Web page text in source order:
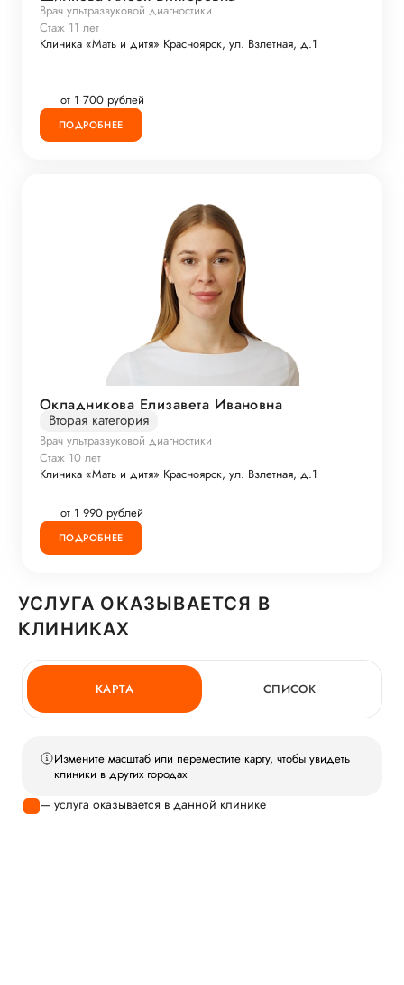
Врач ультразвуковой диагностики
Стаж 11 лет
Клиника «Мать и дитя» Красноярск, ул. Взлетная, д.1
от 1 700 рублей
ПОДРОБНЕЕ
Окладникова Елизавета Ивановна
Вторая категория
Врач ультразвуковой диагностики
Стаж 10 лет
Клиника «Мать и дитя» Красноярск, ул. Взлетная, д.1
от 1 990 рублей
ПОДРОБНЕЕ
УСЛУГА ОКАЗЫВАЕТСЯ В
КЛИНИКАХ
КАРТА СПИСОК
Измените масштаб или переместите карту, чтобы увидеть
клиники в других городах
— услуга оказывается в данной клинике